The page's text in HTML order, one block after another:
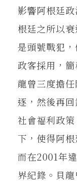
影響阿根廷
根廷之所以
是頭號戰犯
政客採用，
龍曾三度擔
逐，然後再
社會福利政
下，使得阿
而在2001年
界紀錄。貝